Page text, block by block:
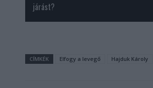
járást?
CÍMKÉK Elfogy a levegő Hajduk Károly